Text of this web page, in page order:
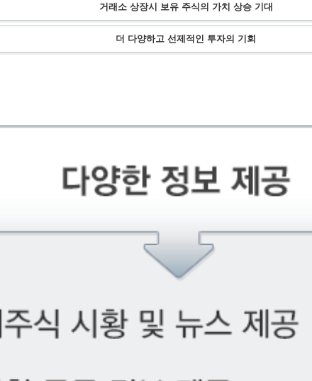
거래소 상장시 보유 주식의 가치 상승 기대
더 다양하고 선제적인 투자의 기회